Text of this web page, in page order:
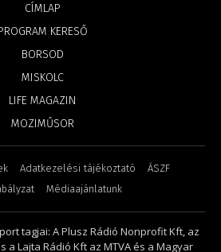
CÍMLAP
KERESŐ
BORSOD
MISKOLC
LIFE MAGAZIN
MOZIMŰSOR
Adatkezelési tájékoztató
ÁSZF
Médiaajánlatunk
tagjai: A Plusz Rádió Nonprofit Kft, az
a Lajta Rádió Kft az MTVA és a Magyar